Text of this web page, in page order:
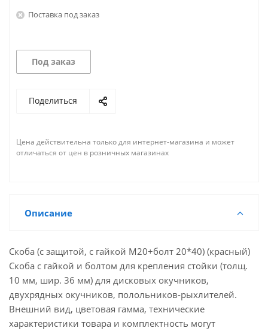
Поставка под заказ
Под заказ
Поделиться
Цена действительна только для интернет-магазина и может
отличаться от цен в розничных магазинах
Описание
Скоба (с защитой, с гайкой М20+болт 20*40) (красный)
Скоба с гайкой и болтом для крепления стойки (толщ.
10 мм, шир. 36 мм) для дисковых окучников,
двухрядных окучников, полольников-рыхлителей.
Внешний вид, цветовая гамма, технические
характеристики товара и комплектность могут